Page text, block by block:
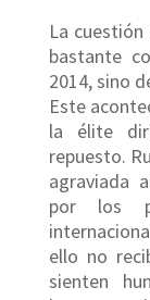
La
bastante
2014, sino
Este
la élite
repuesto.
agraviada
por los
ello no
sienten